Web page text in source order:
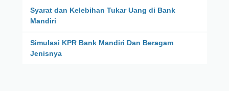
Syarat dan Kelebihan Tukar Uang di Bank
Mandiri
Simulasi KPR Bank Mandiri Dan Beragam
Jenisnya